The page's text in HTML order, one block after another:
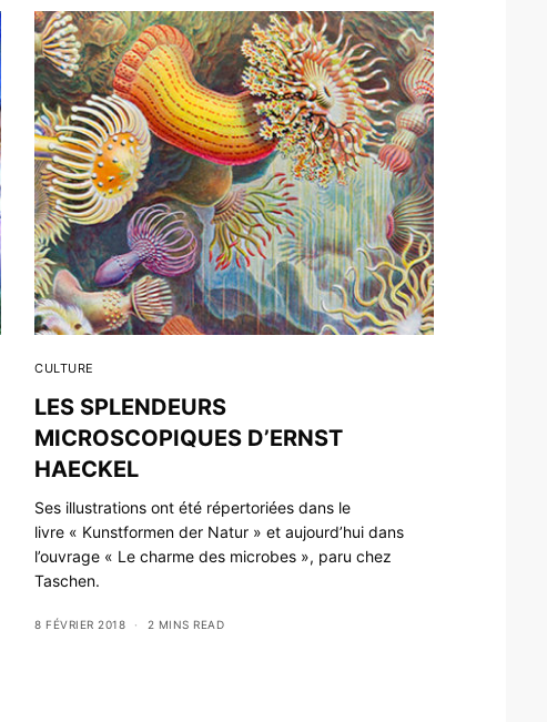
CULTURE
LES SPLENDEURS
MICROSCOPIQUES D’ERNST
HAECKEL
Ses illustrations ont été répertoriées dans le
livre « Kunstformen der Natur » et aujourd’hui dans
l’ouvrage « Le charme des microbes », paru chez
Taschen.
8 FÉVRIER 2018 2 MINS READ